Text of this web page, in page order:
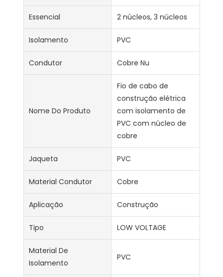
Essencial 2 núcleos, 3 núcleos
Isolamento PVC
Condutor Cobre Nu
Nome Do Produto
Fio de cabo de
construção elétrica
com isolamento de
PVC com núcleo de
cobre
Jaqueta PVC
Material Condutor Cobre
Aplicação Construção
Tipo LOW VOLTAGE
Material De
Isolamento
PVC